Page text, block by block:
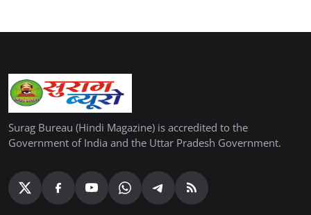
Surag Bureau (Hindi Magazine) is accredited to the
Government of India and the Uttar Pradesh Government.